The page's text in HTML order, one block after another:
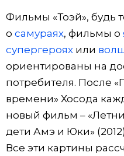
Фильмы «Тоэй», будь
о самураях, фильмы о
супергерояхили
ориентированы на
потребителя. После
времени» Хосода
новый фильм –
дети Амэ и Юки»
Все эти картины